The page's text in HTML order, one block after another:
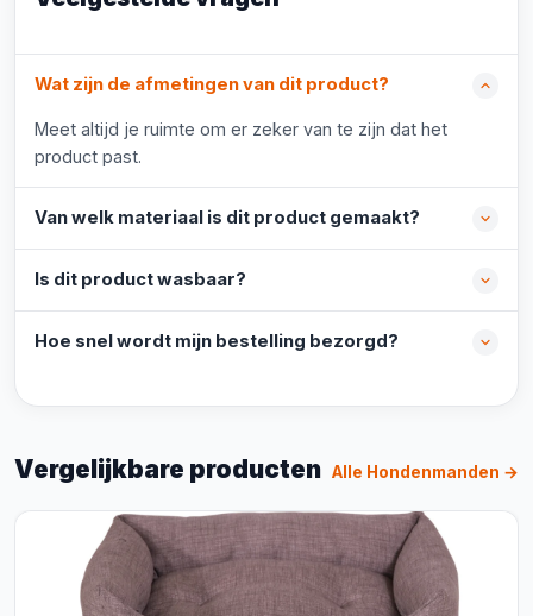
Wat zijn de afmetingen van dit product?
Meet altijd je ruimte om er zeker van te zijn dat het
product past.
Van welk materiaal is dit product gemaakt?
Is dit product wasbaar?
Hoe snel wordt mijn bestelling bezorgd?
Vergelijkbare producten Alle Hondenmanden →